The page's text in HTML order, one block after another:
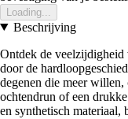
Loading...
Beschrijving
Ontdek de veelzijdigheid
door de
degenen die meer
ochtendrun of een
en synthetisch materiaal,